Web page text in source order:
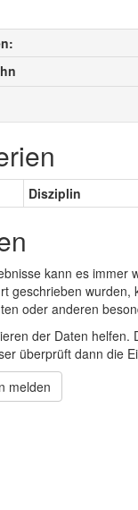
Disziplin
kann es
geschrieben
oder anderen
der Daten
überprüft dann die
melden